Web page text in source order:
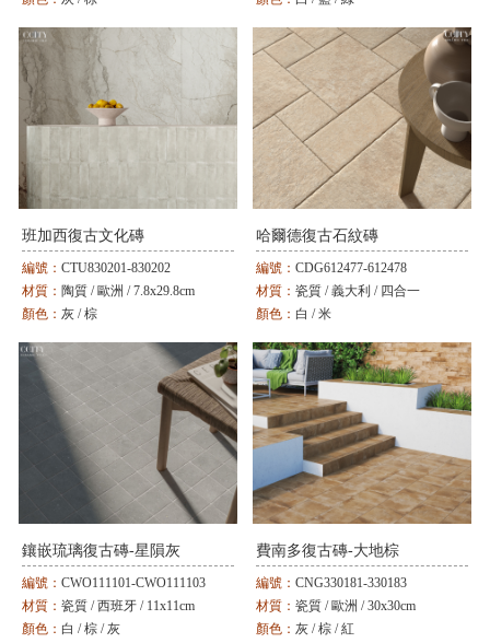
班加西復古文化磚
編號： CTU830201-830202
材質： 陶質 / 歐洲 / 7.8x29.8cm
顏色： 灰 / 棕
哈爾德復古石紋磚
編號： CDG612477-612478
材質： 瓷質 / 義大利 / 四合一
顏色： 白 / 米
鑲嵌琉璃復古磚-星隕灰
編號： CWO111101-CWO111103
材質： 瓷質 / 西班牙 / 11x11cm
顏色： 白 / 棕 / 灰
費南多復古磚-大地棕
編號： CNG330181-330183
材質： 瓷質 / 歐洲 / 30x30cm
顏色： 灰 / 棕 / 紅